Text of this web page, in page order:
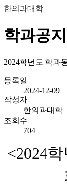
한의과대학
학과공지
2024학년도 학과
등록일
2024-12-09
작성자
한의과대학
조회수
704
<2024